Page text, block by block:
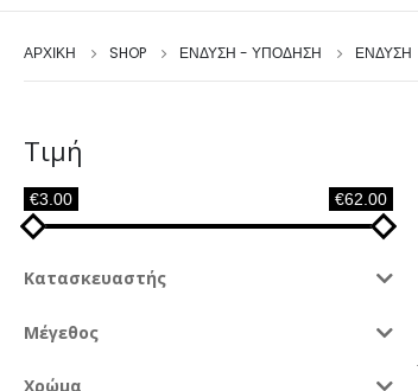
ΑΡΧΙΚΉ SHOP ΕΝΔΥΣΗ - ΥΠΟΔΗΣΗ ΕΝΔΥΣΗ
Τιμή
€3.00 €62.00
Κατασκευαστής
Μέγεθος
Χρώμα